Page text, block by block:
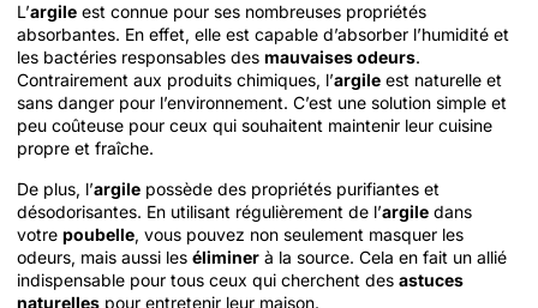
L’argile est connue pour ses nombreuses propriétés
absorbantes. En effet, elle est capable d’absorber l’humidité et
les bactéries responsables des mauvaises odeurs.
Contrairement aux produits chimiques, l’argile est naturelle et
sans danger pour l’environnement. C’est une solution simple et
peu coûteuse pour ceux qui souhaitent maintenir leur cuisine
propre et fraîche.
De plus, l’argile possède des propriétés purifiantes et
désodorisantes. En utilisant régulièrement de l’argile dans
votre poubelle, vous pouvez non seulement masquer les
odeurs, mais aussi les éliminer à la source. Cela en fait un allié
indispensable pour tous ceux qui cherchent des astuces
naturelles pour entretenir leur maison.